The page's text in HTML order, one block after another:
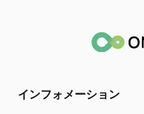
インフォメーション